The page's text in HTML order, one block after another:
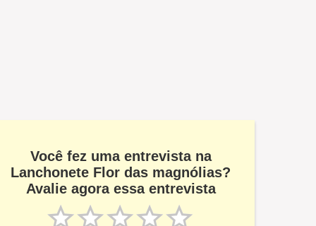
Você fez uma entrevista na
Lanchonete Flor das magnólias?
Avalie agora essa entrevista